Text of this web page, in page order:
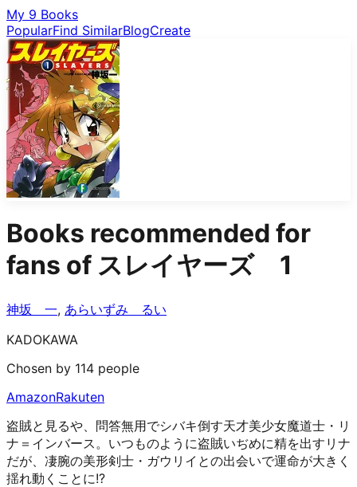
My 9 Books
PopularFind SimilarBlogCreate
Books recommended for
fans of スレイヤーズ 1
神坂 一, あらいずみ るい
KADOKAWA
Chosen by 114 people
AmazonRakuten
盗賊と見るや、問答無用でシバキ倒す天才美少女魔道士・リ
ナ＝インバース。いつものように盗賊いぢめに精を出すリナ
だが、凄腕の美形剣士・ガウリイとの出会いで運命が大きく
揺れ動くことに!?